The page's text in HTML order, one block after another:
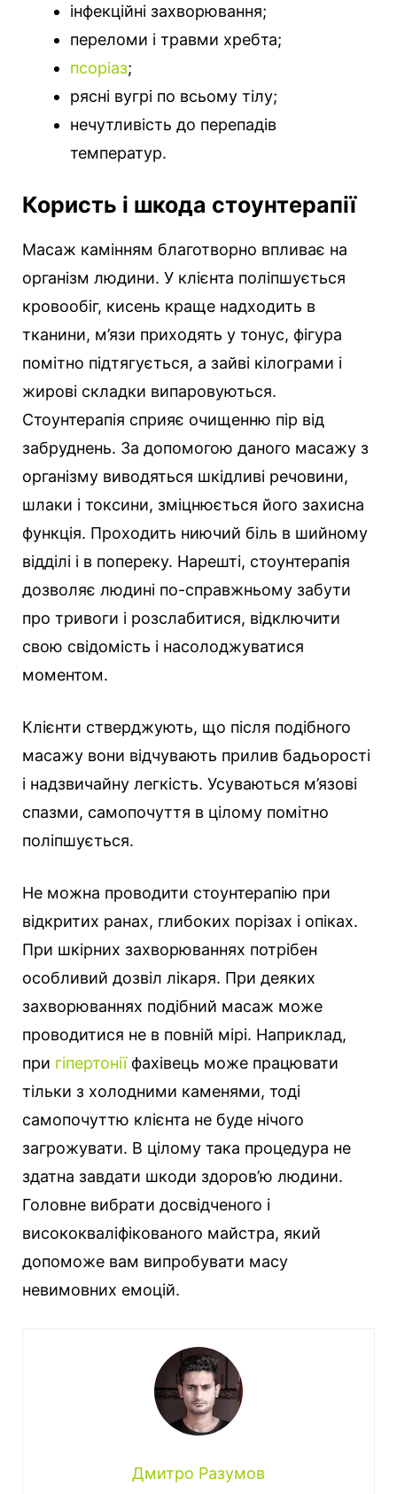
інфекційні захворювання;
переломи і травми хребта;
псоріаз;
рясні вугрі по всьому тілу;
нечутливість до перепадів
температур.
Користь і шкода стоунтерапії
Масаж камінням благотворно впливає на
організм людини. У клієнта поліпшується
кровообіг, кисень краще надходить в
тканини, м’язи приходять у тонус, фігура
помітно підтягується, а зайві кілограми і
жирові складки випаровуються.
Стоунтерапія сприяє очищенню пір від
забруднень. За допомогою даного масажу з
організму виводяться шкідливі речовини,
шлаки і токсини, зміцнюється його захисна
функція. Проходить ниючий біль в шийному
відділі і в попереку. Нарешті, стоунтерапія
дозволяє людині по-справжньому забути
про тривоги і розслабитися, відключити
свою свідомість і насолоджуватися
моментом.
Клієнти стверджують, що після подібного
масажу вони відчувають прилив бадьорості
і надзвичайну легкість. Усуваються м’язові
спазми, самопочуття в цілому помітно
поліпшується.
Не можна проводити стоунтерапію при
відкритих ранах, глибоких порізах і опіках.
При шкірних захворюваннях потрібен
особливий дозвіл лікаря. При деяких
захворюваннях подібний масаж може
проводитися не в повній мірі. Наприклад,
при гіпертоніїфахівець може працювати
тільки з холодними каменями, тоді
самопочуттю клієнта не буде нічого
загрожувати. В цілому така процедура не
здатна завдати шкоди здоров’ю людини.
Головне вибрати досвідченого і
висококваліфікованого майстра, який
допоможе вам випробувати масу
невимовних емоцій.
Дмитро Разумов